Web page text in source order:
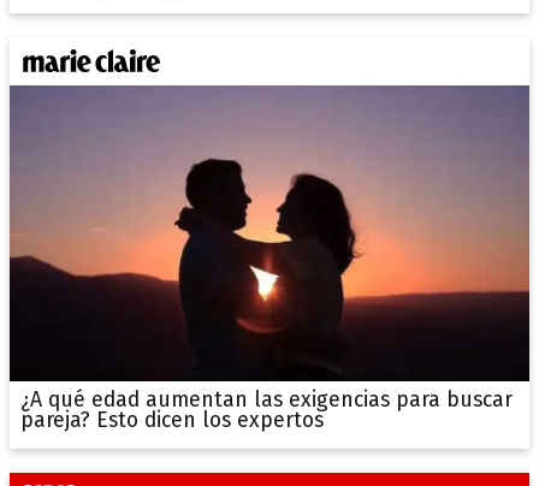
¿A qué edad aumentan las exigencias para buscar
pareja? Esto dicen los expertos